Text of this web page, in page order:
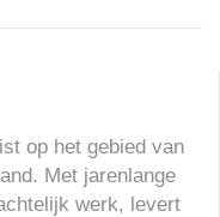
op het gebied van
Met jarenlange
werk, levert